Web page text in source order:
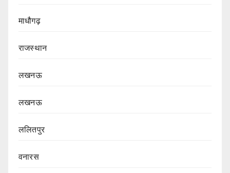
माधौगढ़
राजस्थान
लखनऊ
लखनऊ
ललितपुर
वनारस